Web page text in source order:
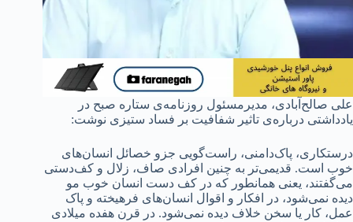
علی صالح‌آبادی، مدیرمسئول روزنامه‌ی ستاره صبح در
یادداشتی درباره‌ی تاثیر شفافیت بر فساد ستیزی نوشت:
درستکاری، پاک‌دامنی، راست‌گویی جزو خصائل انسان‌های
خوب است. قدیمی‌تر به چنین افرادی صاف، زلال و کف‌دستی
می‌گفتند، یعنی همانطور که در کف دست انسان خوب مو
دیده نمی‌شود، در افکار و اقوال انسان‌های فرهیخته و پاک
عمل، کار یا سخن خلاف دیده نمی‌شود. در قرن هفده میلادی